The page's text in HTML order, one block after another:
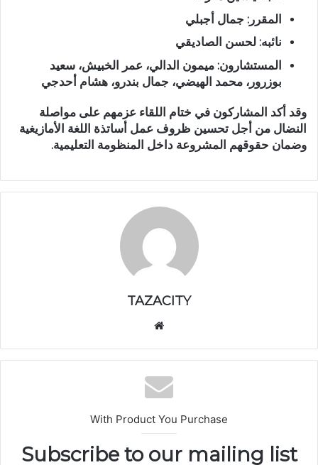
المقرر: جمال أجبلي
نائبه: لحسن الصاديقي
المستشارون: ميمون الدالي، عمر الخبيش، سعيد
بوزرور، محمد الهيضي، جمال بندرو، هشام أحدجي
وقد أكد المشاركون في ختام اللقاء عزمهم على مواصلة
النضال من أجل تحسين ظروف عمل أساتذة اللغة الأمازيغية
وضمان حقوقهم المشروعة داخل المنظومة التعليمية.
TAZACITY
الوي
ب
With Product You Purchase
Subscribe to our mailing list